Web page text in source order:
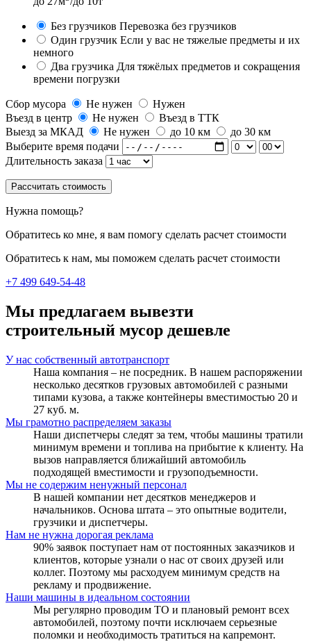
Без грузчиков Перевозка без грузчиков
Один грузчик Если у вас не тяжелые предметы и их
немного
Два грузчика Для тяжёлых предметов и сокращения
времени погрузки
Сбор мусора Не нужен
Нужен
Въезд в центр
Не нужен
Въезд в ТТК
Выезд за МКАД
Не нужен до 10 км
до 30 км
Выберите время подачи
Длительность заказа
Рассчитать стоимость
Нужна помощь?
Обратитесь ко мне, я вам помогу сделать расчет стоимости
Обратитесь к нам, мы поможем сделать расчет стоимости
+7 499 649-54-48
Мы предлагаем вывезти
строительный мусор дешевле
У нас собственный автотранспорт
Наша компания – не посредник. В нашем распоряжении
несколько десятков грузовых автомобилей с разными
типами кузова, а также контейнеры вместимостью 20 и
27 куб. м.
Мы грамотно распределяем заказы
Наши диспетчеры следят за тем, чтобы машины тратили
минимум времени и топлива на прибытие к клиенту. На
вызов направляется ближайший автомобиль
подходящей вместимости и грузоподъемности.
Мы не содержим ненужный персонал
В нашей компании нет десятков менеджеров и
начальников. Основа штата – это опытные водители,
грузчики и диспетчеры.
Нам не нужна дорогая реклама
90% заявок поступает нам от постоянных заказчиков и
клиентов, которые узнали о нас от своих друзей или
коллег. Поэтому мы расходуем минимум средств на
рекламу и продвижение.
Наши машины в идеальном состоянии
Мы регулярно проводим ТО и плановый ремонт всех
автомобилей, поэтому почти исключаем серьезные
поломки и необходимость тратиться на капремонт.